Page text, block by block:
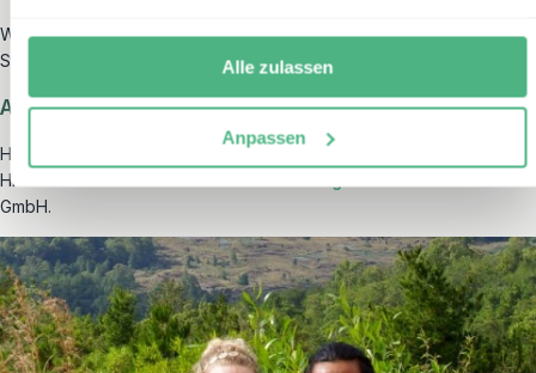
Alle zulassen
Anpassen
Wir weisen darauf hin, dass die Europäische Plattform für Online-
Streitigkeiten (OS-Plattform) ab dem 20.07.2025 nicht mehr besteht.
Allgemeine Geschäftsbedingungen
Hier finden Sie die
AGB der erlebe-fernreisen GmbH
Hier finden Sie die
GmbH.